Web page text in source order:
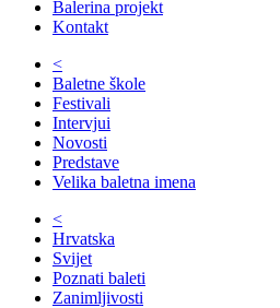
Balerina projekt
Kontakt
<
Baletne škole
Festivali
Intervjui
Novosti
Predstave
Velika baletna imena
<
Hrvatska
Svijet
Poznati baleti
Zanimljivosti